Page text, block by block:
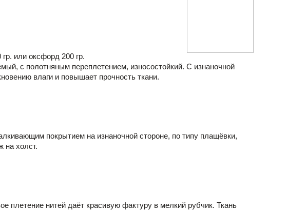
или оксфорд 200 гр.
с полотняным переплетением, износостойкий. С изнаночной
влаги и повышает прочность ткани.
покрытием на изнаночной стороне, по типу плащёвки,
на холст.
плетение нитей даёт красивую фактуру в мелкий рубчик. Ткань